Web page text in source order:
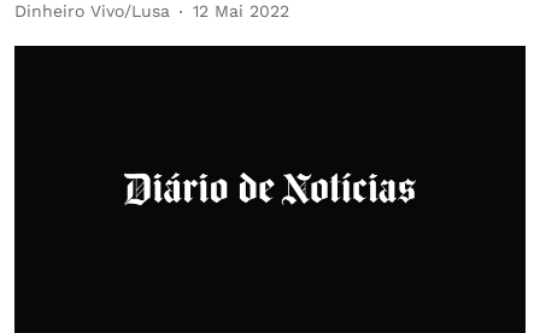
Dinheiro Vivo/Lusa 12 Mai 2022